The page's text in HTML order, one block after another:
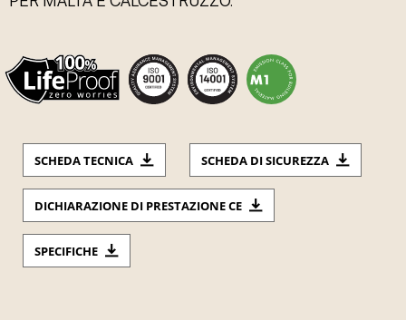
SCHEDA TECNICA SCHEDA DI SICUREZZA
DICHIARAZIONE DI PRESTAZIONE CE
SPECIFICHE